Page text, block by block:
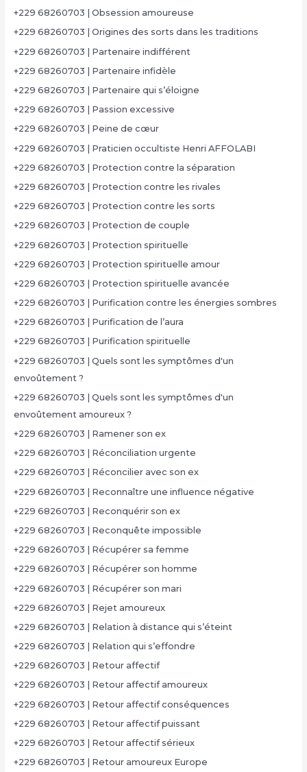
+229 68260703 | Obsession amoureuse
+229 68260703 | Origines des sorts dans les traditions
+229 68260703 | Partenaire indifférent
+229 68260703 | Partenaire infidèle
+229 68260703 | Partenaire qui s’éloigne
+229 68260703 | Passion excessive
+229 68260703 | Peine de cœur
+229 68260703 | Praticien occultiste Henri AFFOLABI
+229 68260703 | Protection contre la séparation
+229 68260703 | Protection contre les rivales
+229 68260703 | Protection contre les sorts
+229 68260703 | Protection de couple
+229 68260703 | Protection spirituelle
+229 68260703 | Protection spirituelle amour
+229 68260703 | Protection spirituelle avancée
+229 68260703 | Purification contre les énergies sombres
+229 68260703 | Purification de l’aura
+229 68260703 | Purification spirituelle
+229 68260703 | Quels sont les symptômes d'un
envoûtement ?
+229 68260703 | Quels sont les symptômes d'un
envoûtement amoureux ?
+229 68260703 | Ramener son ex
+229 68260703 | Réconciliation urgente
+229 68260703 | Réconcilier avec son ex
+229 68260703 | Reconnaître une influence négative
+229 68260703 | Reconquérir son ex
+229 68260703 | Reconquête impossible
+229 68260703 | Récupérer sa femme
+229 68260703 | Récupérer son homme
+229 68260703 | Récupérer son mari
+229 68260703 | Rejet amoureux
+229 68260703 | Relation à distance qui s’éteint
+229 68260703 | Relation qui s’effondre
+229 68260703 | Retour affectif
+229 68260703 | Retour affectif amoureux
+229 68260703 | Retour affectif conséquences
+229 68260703 | Retour affectif puissant
+229 68260703 | Retour affectif sérieux
+229 68260703 | Retour amoureux Europe